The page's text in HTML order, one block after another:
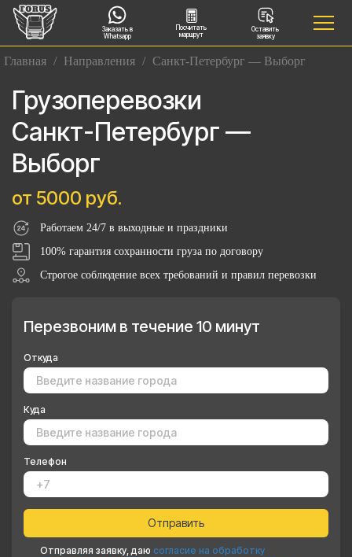
Заказать в
Whatsapp
Посчитать
маршрут
Оставить
заявку
Главная / Направления / Санкт-Петербург — Выборг
Грузоперевозки
Санкт-Петербург —
Выборг
от 5000 руб.
Работаем 24/7 в выходные и праздники
100% гарантия сохранности груза по договору
Строгое соблюдение всех требований и правил перевозки
Перезвоним в течение 10 минут
Откуда
Куда
Телефон
Отправляя заявку, даю согласие на обработку